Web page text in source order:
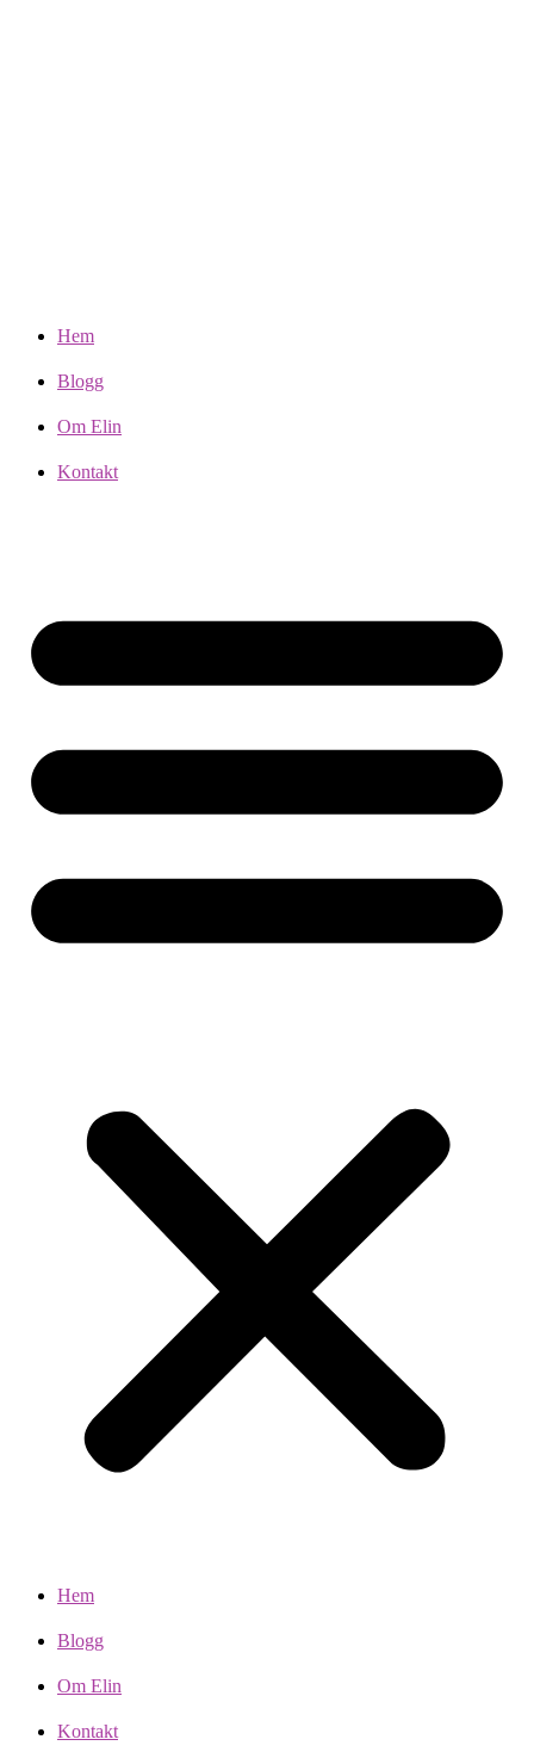
Hem
Blogg
Om Elin
Kontakt
Hem
Blogg
Om Elin
Kontakt